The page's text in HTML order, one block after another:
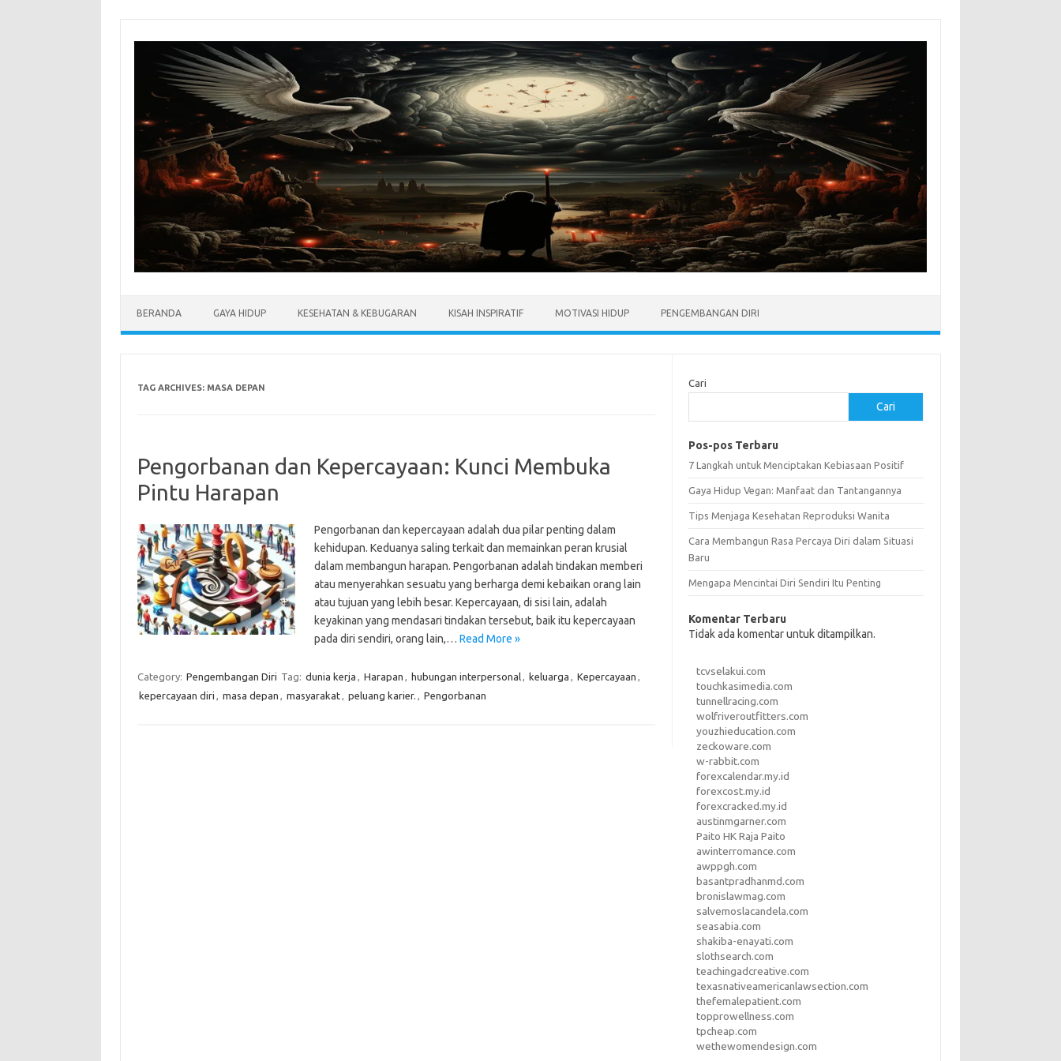
BERANDA GAYA HIDUP KESEHATAN & KEBUGARAN KISAH INSPIRATIF MOTIVASI HIDUP PENGEMBANGAN DIRI
TAG ARCHIVES: MASA DEPAN
Pengorbanan dan Kepercayaan: Kunci Membuka
Pintu Harapan
Pengorbanan dan kepercayaan adalah dua pilar penting dalam
kehidupan. Keduanya saling terkait dan memainkan peran krusial
dalam membangun harapan. Pengorbanan adalah tindakan memberi
atau menyerahkan sesuatu yang berharga demi kebaikan orang lain
atau tujuan yang lebih besar. Kepercayaan, di sisi lain, adalah
keyakinan yang mendasari tindakan tersebut, baik itu kepercayaan
pada diri sendiri, orang lain,… Read More »
Category: Pengembangan Diri Tag: dunia kerja , Harapan , hubungan interpersonal, keluarga , Kepercayaan ,
kepercayaan diri , masa depan , masyarakat, peluang karier. , Pengorbanan
Cari
Cari
Pos-pos Terbaru
7 Langkah untuk Menciptakan Kebiasaan Positif
Gaya Hidup Vegan: Manfaat dan Tantangannya
Tips Menjaga Kesehatan Reproduksi Wanita
Cara Membangun Rasa Percaya Diri dalam Situasi
Baru
Mengapa Mencintai Diri Sendiri Itu Penting
Komentar Terbaru
Tidak ada komentar untuk ditampilkan.
tcvselakui.com
touchkasimedia.com
tunnellracing.com
wolfriveroutfitters.com
youzhieducation.com
zeckoware.com
w-rabbit.com
forexcalendar.my.id
forexcost.my.id
forexcracked.my.id
austinmgarner.com
Paito HK Raja Paito
awinterromance.com
awppgh.com
basantpradhanmd.com
bronislawmag.com
salvemoslacandela.com
seasabia.com
shakiba-enayati.com
slothsearch.com
teachingadcreative.com
texasnativeamericanlawsection.com
thefemalepatient.com
topprowellness.com
tpcheap.com
wethewomendesign.com